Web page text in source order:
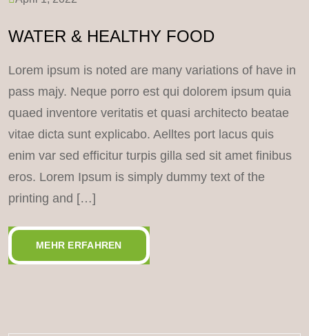
WATER & HEALTHY FOOD
Lorem ipsum is noted are many variations of have in
pass majy. Neque porro est qui dolorem ipsum quia
quaed inventore veritatis et quasi architecto beatae
vitae dicta sunt explicabo. Aelltes port lacus quis
enim var sed efficitur turpis gilla sed sit amet finibus
eros. Lorem Ipsum is simply dummy text of the
printing and […]
MEHR ERFAHREN